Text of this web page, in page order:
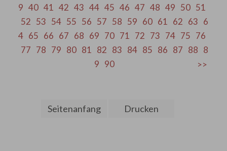
9 40 41 42 43 44 45 46 47 48 49 50 51
52 53 54 55 56 57 58 59 60 61 62 63 6
4 65 66 67 68 69 70 71 72 73 74 75 76
77 78 79 80 81 82 83 84 85 86 87 88 8
9 90
Seitenanfang Drucken